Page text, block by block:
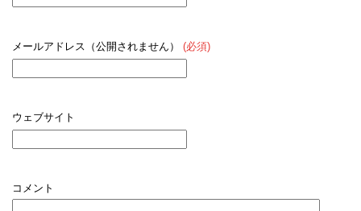
メールアドレス（公開されません） (必須)
ウェブサイト
コメント